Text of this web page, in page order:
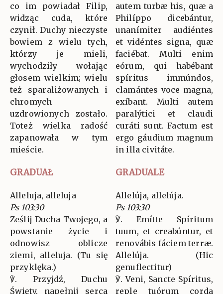
co im powiadał Filip,
widząc cuda, które
czynił. Duchy nieczyste
bowiem z wielu tych,
którzy je mieli,
wychodziły wołając
głosem wielkim; wielu
też sparaliżowanych i
chromych
uzdrowionych zostało.
Toteż wielka radość
zapanowała w tym
mieście.
autem turbæ his, quæ a
Philíppo dicebántur,
unanímiter audiéntes
et vidéntes signa, quæ
faciébat. Multi enim
eórum, qui habébant
spíritus immúndos,
clamántes voce magna,
exíbant. Multi autem
paralýtici et claudi
curáti sunt. Factum est
ergo gáudium magnum
in illa civitáte.
GRADUAŁ GRADUALE
Alleluja, alleluja
Ps 103:30
Ześlij Ducha Twojego, a
powstanie życie i
odnowisz oblicze
ziemi, alleluja. (Tu się
przyklęka.)
℣. Przyjdź, Duchu
Święty, napełnij serca
Allelúja, allelúja.
Ps 103:30
℣. Emítte Spíritum
tuum, et creabúntur, et
renovábis fáciem terræ.
Allelúja. (Hic
genuflectitur)
℣. Veni, Sancte Spíritus,
reple tuórum corda